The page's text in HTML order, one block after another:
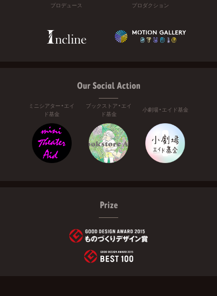
プロデュース プロダクション
Our Social Action
ミニシアター・エイ
ド基金
ブックストア・エイ
ド基金
小劇場・エイド基金
Prize